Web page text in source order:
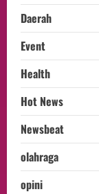
Daerah
Event
Health
Hot News
Newsbeat
olahraga
opini